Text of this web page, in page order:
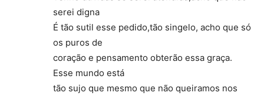
serei digna
É tão sutil esse pedido,tão singelo, acho que só
os puros de
coração e pensamento obterão essa graça.
Esse mundo está
tão sujo que mesmo que não queiramos nos